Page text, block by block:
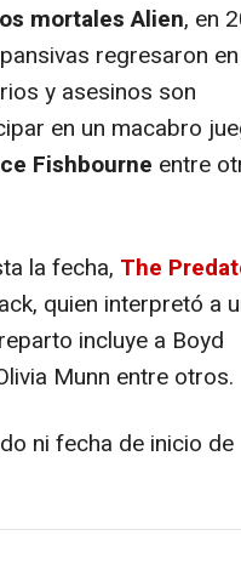
mortales Alien, en
regresaron en
y asesinos son
en un macabro
Fishbourne entre
la fecha, The
quien interpretó a
incluye a Boyd
Munn entre otros.
ni fecha de inicio de